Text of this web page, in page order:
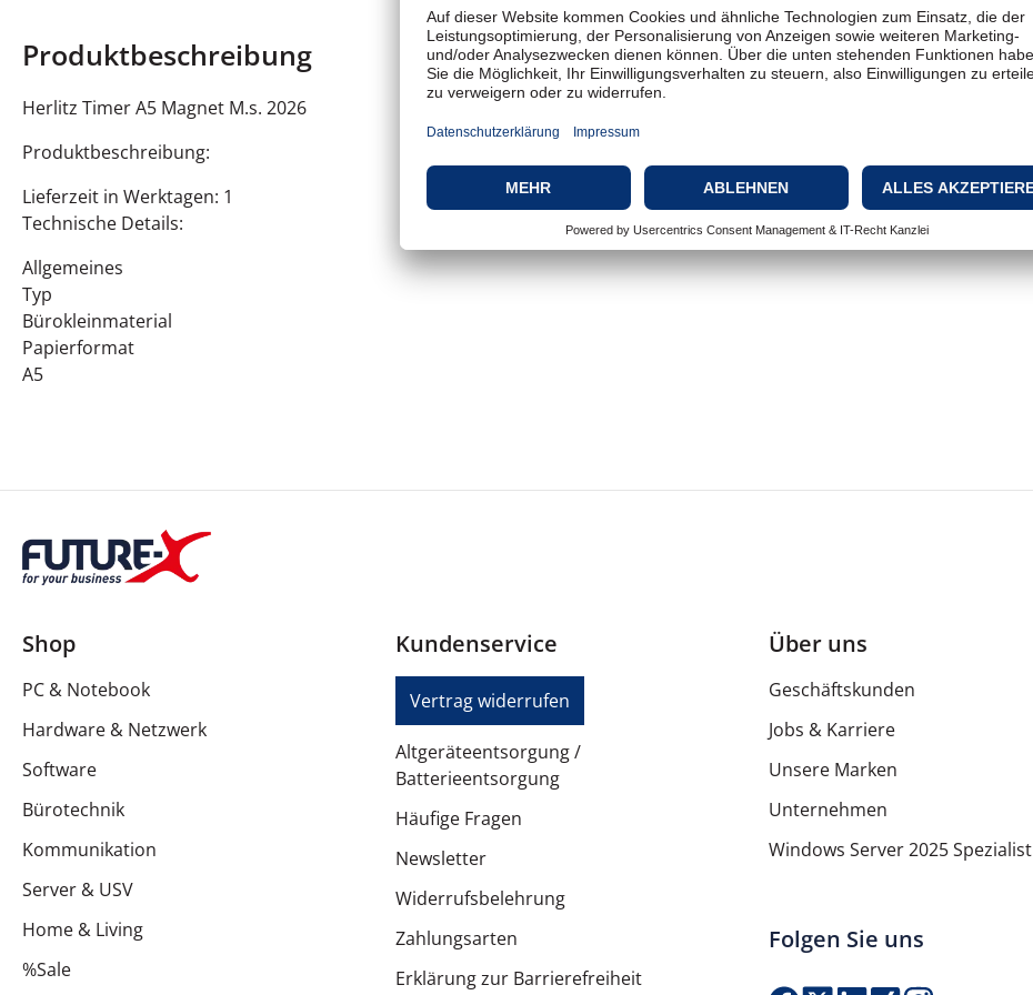
Produktbeschreibung
Herlitz Timer A5 Magnet M.s. 2026
Produktbeschreibung:
Lieferzeit in Werktagen: 1
Technische Details:
Allgemeines
Typ
Bürokleinmaterial
Papierformat
A5
Shop
PC & Notebook
Hardware & Netzwerk
Software
Bürotechnik
Kommunikation
Server & USV
Home & Living
%Sale
Kundenservice
Vertrag widerrufen
Altgeräteentsorgung /
Batterieentsorgung
Häufige Fragen
Newsletter
Widerrufsbelehrung
Zahlungsarten
Erklärung zur Barrierefreiheit
Über uns
Geschäftskunden
Jobs & Karriere
Unsere Marken
Unternehmen
Windows Server 2025 Spezialist
Folgen Sie uns